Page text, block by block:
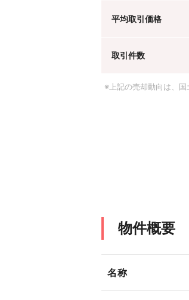
平均取引価格
取引件数
※上記の売却動向は、
物件概要
名称